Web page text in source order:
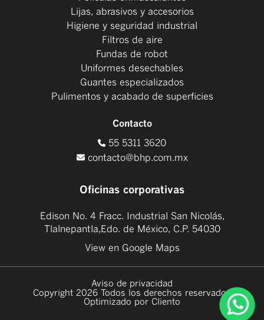
Lijas, abrasivos y accesorios
Higiene y seguridad industrial
Filtros de aire
Fundas de robot
Uniformes desechables
Guantes especializados
Pulimentos y acabado de superficies
Contacto
55 5311 3620
contacto@bhp.com.mx
Oficinas corporativas
Edison No. 4 Fracc. Industrial San Nicolás,
Tlalnepantla,Edo. de México, C.P. 54030
View en Google Maps
Aviso de privacidad
Copyright 2026 Todos los derechos reservados
Optimizado por Cliento